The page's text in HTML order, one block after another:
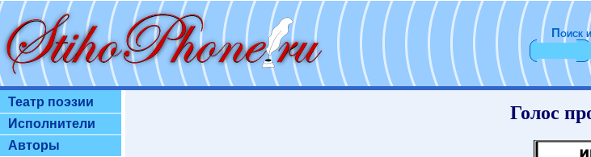
Поиск
Театр поэзии
Исполнители
Авторы
Голос